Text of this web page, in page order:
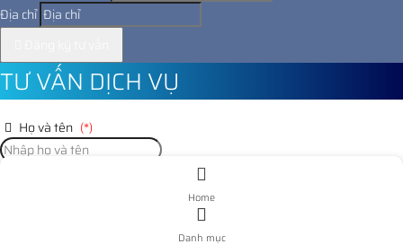
Địa chỉ
TƯ VẤN DỊCH VỤ
Họ và tên (*)
Home
Danh mục